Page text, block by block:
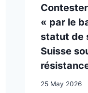
« par le
statut de
Suisse
25 May 2026